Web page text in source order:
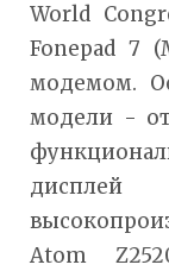
World
Fonepad 7
модемом.
модели -
Atom